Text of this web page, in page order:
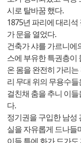
시로 탈바꿈 했다.
1875년 파리에 대리
가 문을 열었다.
건축가 샤를 가르니에
스에 부유한 특권층이
온 몸을 완전히 가리
리 무대 위의 무용수
걸친채 춤을 추니 이
다.
정기권을 구입한 남성
실을 자유롭게 드나들
이들 틈에 화가 드가도